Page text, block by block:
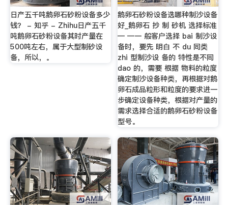
日产五千吨鹅卵石砂粉设备多少
钱？ - 知乎 - Zhihu日产五千
吨鹅卵石砂粉设备其时产量在
500吨左右，属于大型制砂设
备，所以，。
鹅卵石砂粉设备选哪种制沙设备
好_鹅卵石 抄 制 砂机 选择标准
— —一 般客户选择 bai 制沙设
备时，要先 明白 不 du 同类
zhi 型制沙设 备的 特性是不同
dao 的，需要 根据 物料的粒度
确定制沙设备种类，再根据对鹅
卵石成品粒形和粒度的要求进一
步确定设备种类，根据对产量的
需求选择合适的鹅卵石砂粉设备
型号。